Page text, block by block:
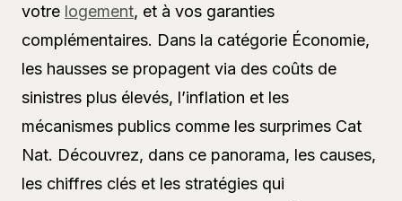
votre logement, et à vos garanties
complémentaires. Dans la catégorie Économie,
les hausses se propagent via des coûts de
sinistres plus élevés, l’inflation et les
mécanismes publics comme les surprimes Cat
Nat. Découvrez, dans ce panorama, les causes,
les chiffres clés et les stratégies qui